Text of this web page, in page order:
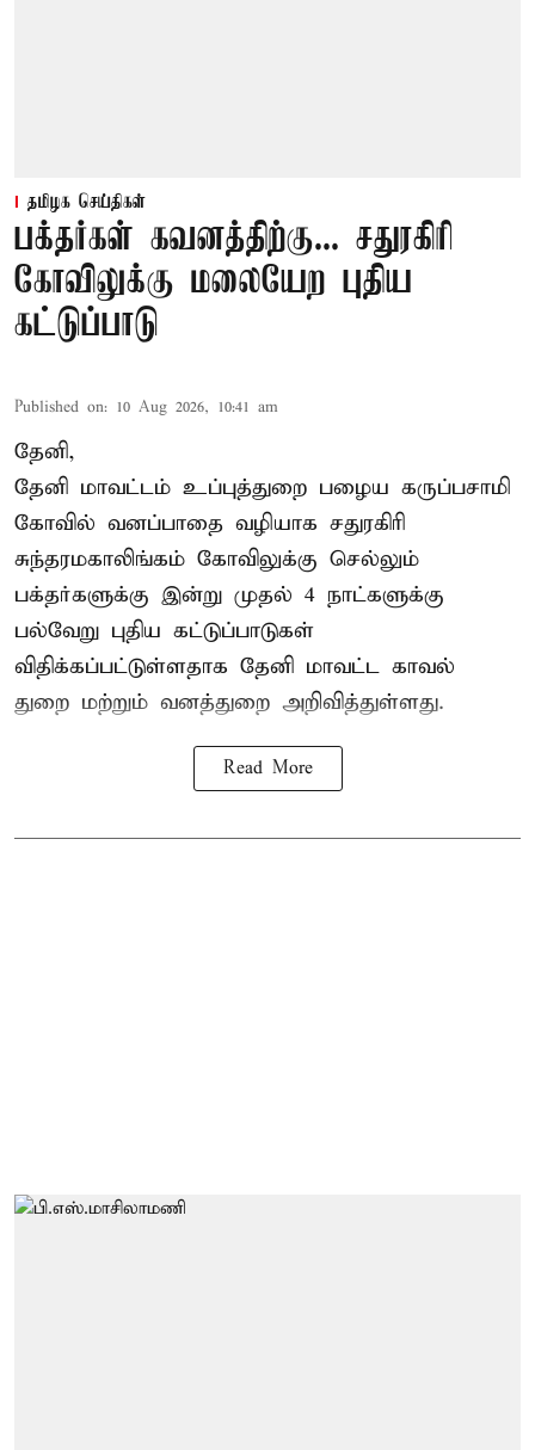
தமிழக செய்திகள்
பக்தர்கள் கவனத்திற்கு... சதுரகிரி
கோவிலுக்கு மலையேற புதிய
கட்டுப்பாடு
Published on: 10 Aug 2026, 10:41 am
தேனி,
தேனி மாவட்டம் உப்புத்துறை பழைய கருப்பசாமி
கோவில் வனப்பாதை வழியாக சதுரகிரி
சுந்தரமகாலிங்கம் கோவிலுக்கு செல்லும்
பக்தர்களுக்கு இன்று முதல் 4 நாட்களுக்கு
பல்வேறு புதிய கட்டுப்பாடுகள்
விதிக்கப்பட்டுள்ளதாக தேனி மாவட்ட காவல்
துறை மற்றும் வனத்துறை அறிவித்துள்ளது.
Read More